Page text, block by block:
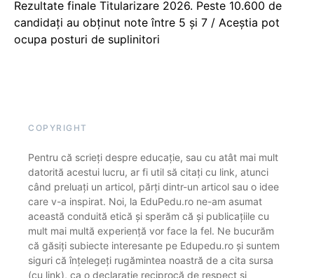
Rezultate finale Titularizare 2026. Peste 10.600 de
candidați au obținut note între 5 și 7 / Aceștia pot
ocupa posturi de suplinitori
COPYRIGHT
Pentru că scrieți despre educație, sau cu atât mai mult
datorită acestui lucru, ar fi util să citați cu link, atunci
când preluați un articol, părți dintr-un articol sau o idee
care v-a inspirat. Noi, la EduPedu.ro ne-am asumat
această conduită etică și sperăm că și publicațiile cu
mult mai multă experiență vor face la fel. Ne bucurăm
că găsiți subiecte interesante pe Edupedu.ro și suntem
siguri că înțelegeți rugămintea noastră de a cita sursa
(cu link), ca o declarație reciprocă de respect și